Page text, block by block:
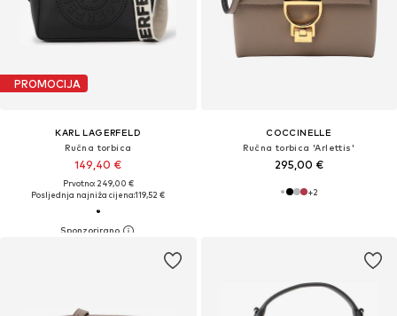
PROMOCIJA
KARL LAGERFELD
Ručna torbica
149,40 €
Prvotno: 249,00 €
Posljednja najniža cijena:119,52 €
COCCINELLE
Ručna torbica 'Arlettis'
295,00 €
+2